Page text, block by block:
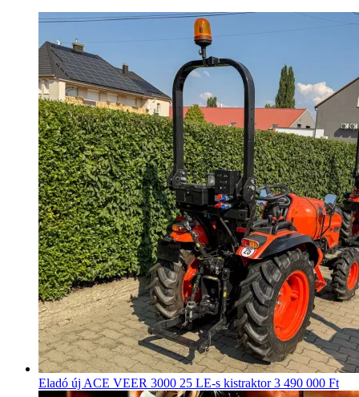
Eladó új ACE VEER 3000 25 LE-s kistraktor 3 490 000 Ft